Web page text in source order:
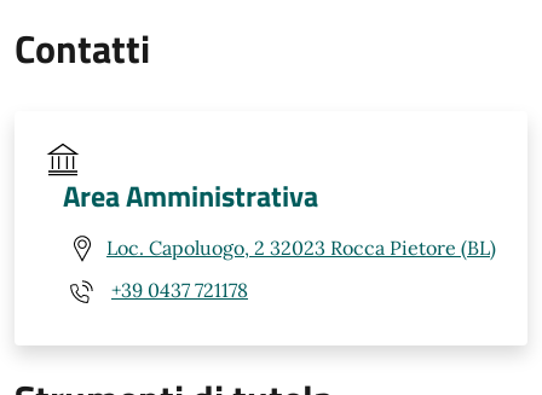
Contatti
Area Amministrativa
Loc. Capoluogo, 2 32023 Rocca Pietore (BL)
+39 0437 721178